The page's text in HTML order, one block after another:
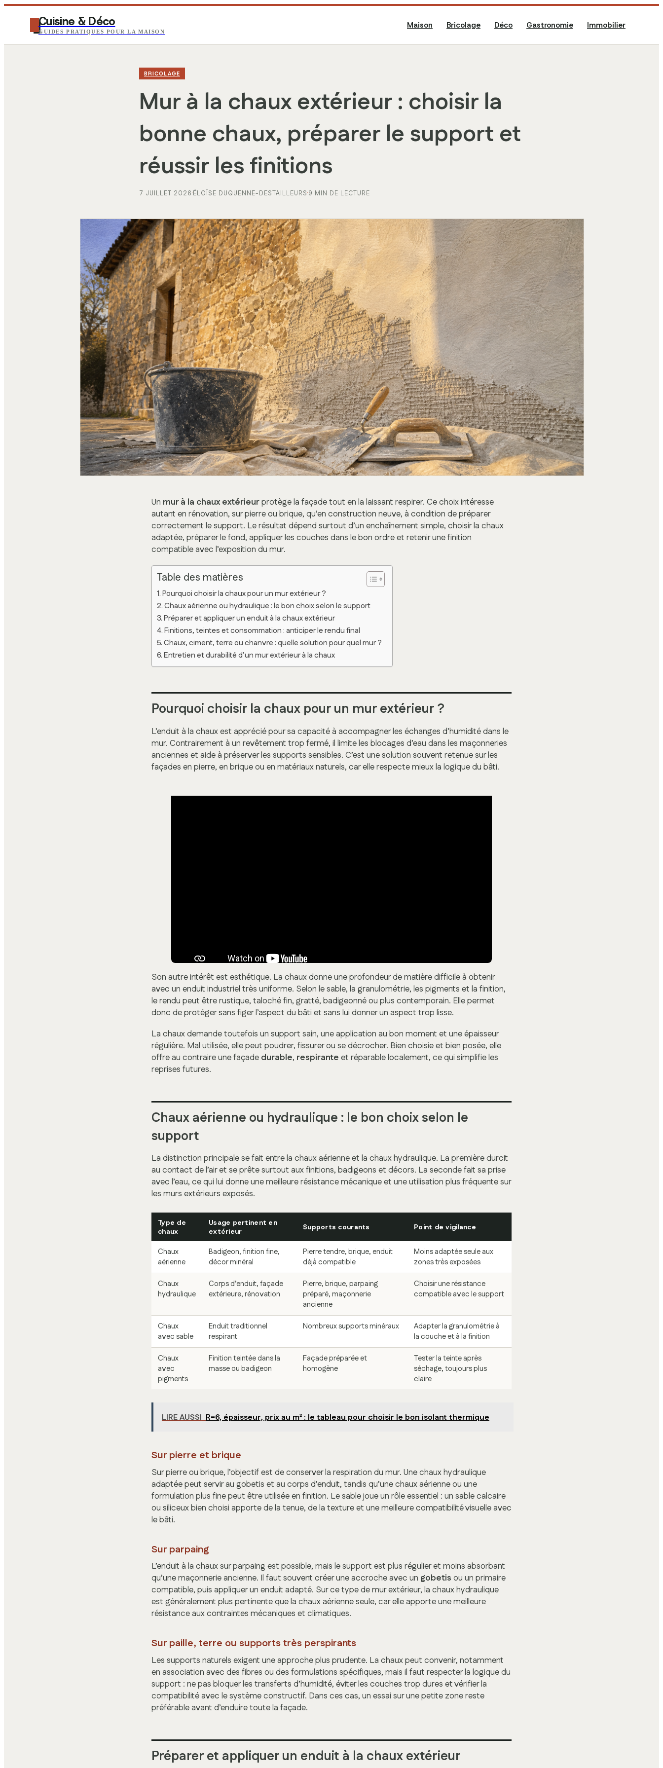
Cuisine & Déco
GUIDES PRATIQUES POUR LA MAISON
Maison Bricolage Déco Gastronomie Immobilier
BRICOLAGE
Mur à la chaux extérieur : choisir la
bonne chaux, préparer le support et
réussir les finitions
7 JUILLET 2026·ÉLOÏSE DUQUENNE-DESTAILLEURS·9 MIN DE LECTURE
Un mur à la chaux extérieurprotège la façade tout en la laissant respirer. Ce choix intéresse
autant en rénovation, sur pierre ou brique, qu’en construction neuve, à condition de préparer
correctement le support. Le résultat dépend surtout d’un enchaînement simple, choisir la chaux
adaptée, préparer le fond, appliquer les couches dans le bon ordre et retenir une finition
compatible avec l’exposition du mur.
Table des matières
Pourquoi choisir la chaux pour un mur extérieur ?
Chaux aérienne ou hydraulique : le bon choix selon le support
Préparer et appliquer un enduit à la chaux extérieur
Finitions, teintes et consommation : anticiper le rendu final
Chaux, ciment, terre ou chanvre : quelle solution pour quel mur ?
Entretien et durabilité d’un mur extérieur à la chaux
Pourquoi choisir la chaux pour un mur extérieur ?
L’enduit à la chaux est apprécié pour sa capacité à accompagner les échanges d’humidité dans le
mur. Contrairement à un revêtement trop fermé, il limite les blocages d’eau dans les maçonneries
anciennes et aide à préserver les supports sensibles. C’est une solution souvent retenue sur les
façades en pierre, en brique ou en matériaux naturels, car elle respecte mieux la logique du bâti.
Son autre intérêt est esthétique. La chaux donne une profondeur de matière difficile à obtenir
avec un enduit industriel très uniforme. Selon le sable, la granulométrie, les pigments et la finition,
le rendu peut être rustique, taloché fin, gratté, badigeonné ou plus contemporain. Elle permet
donc de protéger sans figer l’aspect du bâti et sans lui donner un aspect trop lisse.
La chaux demande toutefois un support sain, une application au bon moment et une épaisseur
régulière. Mal utilisée, elle peut poudrer, fissurer ou se décrocher. Bien choisie et bien posée, elle
offre au contraire une façade durable, respirante et réparable localement, ce qui simplifie les
reprises futures.
Chaux aérienne ou hydraulique : le bon choix selon le
support
La distinction principale se fait entre la chaux aérienne et la chaux hydraulique. La première durcit
au contact de l’air et se prête surtout aux finitions, badigeons et décors. La seconde fait sa prise
avec l’eau, ce qui lui donne une meilleure résistance mécanique et une utilisation plus fréquente sur
les murs extérieurs exposés.
Type de
chaux
Usage pertinent en
extérieur
Supports courants Point de vigilance
Chaux
aérienne
Badigeon, finition fine,
décor minéral
Pierre tendre, brique, enduit
déjà compatible
Moins adaptée seule aux
zones très exposées
Chaux
hydraulique
Corps d’enduit, façade
extérieure, rénovation
Pierre, brique, parpaing
préparé, maçonnerie
ancienne
Choisir une résistance
compatible avec le support
Chaux
avec sable
Enduit traditionnel
respirant
Nombreux supports minéraux
Adapter la granulométrie à
la couche et à la finition
Chaux
avec
pigments
Finition teintée dans la
masse ou badigeon
Façade préparée et
homogène
Tester la teinte après
séchage, toujours plus
claire
LIRE AUSSI R=6, épaisseur, prix au m² : le tableau pour choisir le bon isolant thermique
Sur pierre et brique
Sur pierre ou brique, l’objectif est de conserver la respiration du mur. Une chaux hydraulique
adaptée peut servir au gobetis et au corps d’enduit, tandis qu’une chaux aérienne ou une
formulation plus fine peut être utilisée en finition. Le sable joue un rôle essentiel : un sable calcaire
ou siliceux bien choisi apporte de la tenue, de la texture et une meilleure compatibilité visuelle avec
le bâti.
Sur parpaing
L’enduit à la chaux sur parpaing est possible, mais le support est plus régulier et moins absorbant
qu’une maçonnerie ancienne. Il faut souvent créer une accroche avec un gobetis ou un primaire
compatible, puis appliquer un enduit adapté. Sur ce type de mur extérieur, la chaux hydraulique
est généralement plus pertinente que la chaux aérienne seule, car elle apporte une meilleure
résistance aux contraintes mécaniques et climatiques.
Sur paille, terre ou supports très perspirants
Les supports naturels exigent une approche plus prudente. La chaux peut convenir, notamment
en association avec des fibres ou des formulations spécifiques, mais il faut respecter la logique du
support : ne pas bloquer les transferts d’humidité, éviter les couches trop dures et vérifier la
compatibilité avec le système constructif. Dans ces cas, un essai sur une petite zone reste
préférable avant d’enduire toute la façade.
Préparer et appliquer un enduit à la chaux extérieur